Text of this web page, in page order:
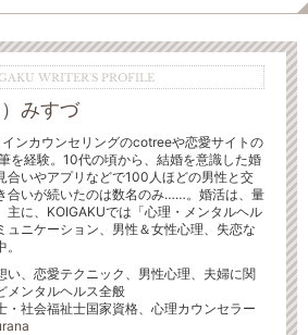
WRITER'S PROFILE
みすづ
ンカウンセリングのcotreeや恋愛サイトの
を経験。10代の頃から、結婚を意識した婚
合いやアプリなどで100人ほどの男性と交
合いが続いたのは数名のみ……。婚活は、量
主に、KOIGAKUでは「心理・メンタルヘル
ュニケーション、男性＆女性心理、失恋な
い、恋愛テクニック、男性心理、夫婦に関
メンタルヘルス全般
・社会福祉士国家資格、心理カウンセラー